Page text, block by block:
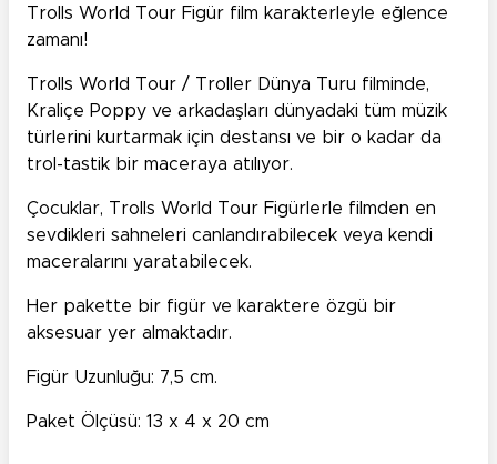
Trolls World Tour Figür film karakterleyle eğlence
zamanı!
Trolls World Tour / Troller Dünya Turu filminde,
Kraliçe Poppy ve arkadaşları dünyadaki tüm müzik
türlerini kurtarmak için destansı ve bir o kadar da
trol-tastik bir maceraya atılıyor.
Çocuklar, Trolls World Tour Figürlerle filmden en
sevdikleri sahneleri canlandırabilecek veya kendi
maceralarını yaratabilecek.
Her pakette bir figür ve karaktere özgü bir
aksesuar yer almaktadır.
Figür Uzunluğu: 7,5 cm.
Paket Ölçüsü: 13 x 4 x 20 cm